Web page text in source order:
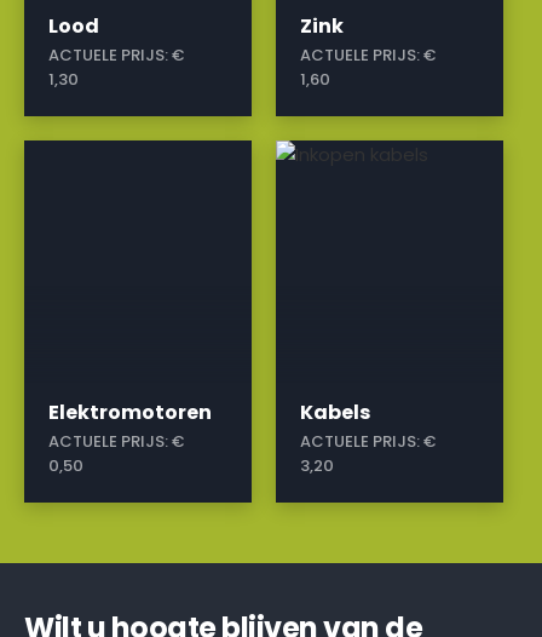
Lood
ACTUELE PRIJS:€
1,30
Zink
ACTUELE PRIJS:€
1,60
Elektromotoren
ACTUELE PRIJS:€
0,50
Kabels
ACTUELE PRIJS:€
3,20
a
Wilt u hoogte blijven van de